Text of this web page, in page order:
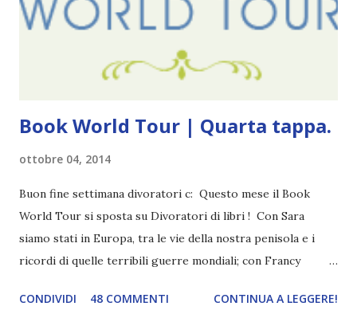
fa, quando non sapevo più che farmene di D ivoratori di
che potessi fare. All'inizio non avevo idea che il ...
Book World Tour | Quarta tappa.
ottobre 04, 2014
Buon fine settimana divoratori c: Questo mese il Book
World Tour si sposta su Divoratori di libri ! Con Sara
siamo stati in Europa, tra le vie della nostra penisola e i
ricordi di quelle terribili guerre mondiali; con Francy
abbiamo vagato nella savana. Ora preparate le valigie che si
CONDIVIDI 48 COMMENTI CONTINUA A LEGGERE!